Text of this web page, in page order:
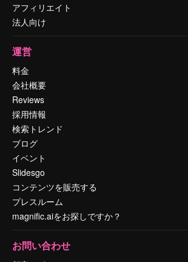
アフィリエイト
法人向け
運営
料金
会社概要
Reviews
採用情報
検索トレンド
ブログ
イベント
Slidesgo
コンテンツを販売する
プレスルーム
magnific.aiをお探しですか？
お問い合わせ